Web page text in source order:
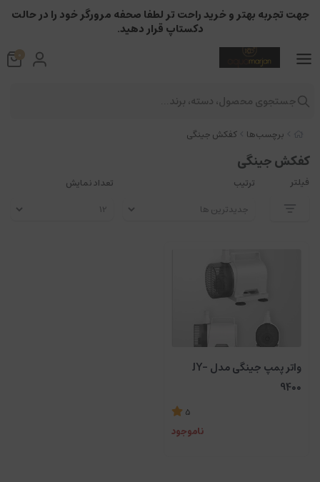
برچسب‌ها کفکش جینگی
کفکش جینگی
فیلتر ترتیب تعداد نمایش
واتر پمپ جینگی مدل JY-
9400
5
ناموجود
جهت تجربه بهتر و خرید راحت تر لطفا صحفه مرورگر خود را در حالت
دکستاپ قرار دهید.
0
جستجوی محصول، دسته، برند...